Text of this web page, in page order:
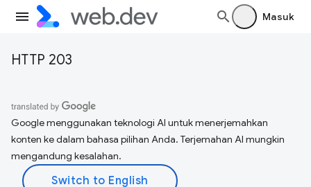
Masuk
HTTP 203
Google menggunakan teknologi AI untuk menerjemahkan
konten ke dalam bahasa pilihan Anda. Terjemahan AI mungkin
mengandung kesalahan.